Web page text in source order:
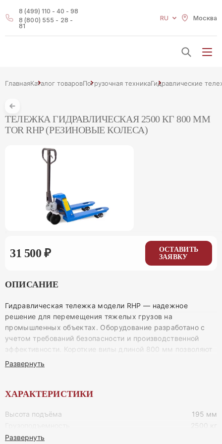
8 (499) 110 - 40 - 98
8 (800) 555 - 28 -
81
Москва
RU
ГлавнаяКаталог товаровПогрузочная техникаГидравлические
ТЕЛЕЖКА ГИДРАВЛИЧЕСКАЯ 2500 КГ 800 ММ
TOR RHP (РЕЗИНОВЫЕ КОЛЕСА)
31 500 ₽
ОСТАВИТЬ
ЗАЯВКУ
ОПИСАНИЕ
Гидравлическая тележка модели RHP — надежное
решение для перемещения тяжелых грузов на
промышленных объектах. Оборудование разработано с
учетом требований безопасности и производственной
эффективности. Короткие вилы длиной 800 мм позволяют
работать в условиях ограниченного пространства, а
Конструкция тележки выполнена из высокопрочной стали
механическим повреждениям. Разборный гидроузел
компонентов без демонтажа всей системы. Резиновые
Развернуть
ХАРАКТЕРИСТИКИ
Высота подъёма
195 мм
2500 кг
Развернуть